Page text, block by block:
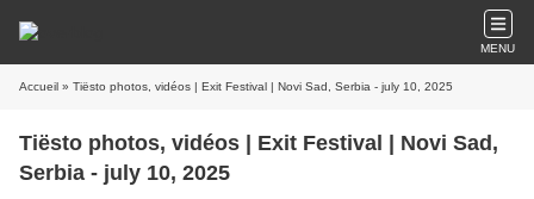
MENU
Accueil » Tiësto photos, vidéos | Exit Festival | Novi Sad, Serbia - july 10, 2025
Tiësto photos, vidéos | Exit Festival | Novi Sad,
Serbia - july 10, 2025